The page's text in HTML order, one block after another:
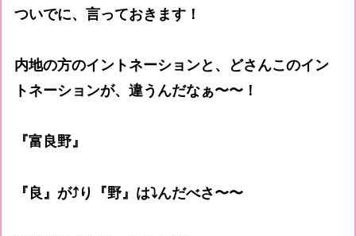
ついでに、言っておきます！
内地の方のイントネーションと、どさんこのイン
トネーションが、違うんだなぁ〜〜！
『富良野』
『良』が⤴️り『野』は⤵️んだべさ〜〜